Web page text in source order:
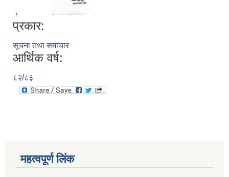
प्रकार:
सूचना तथा समाचार
आर्थिक वर्ष:
८२/८३
महत्वपूर्ण लिंक